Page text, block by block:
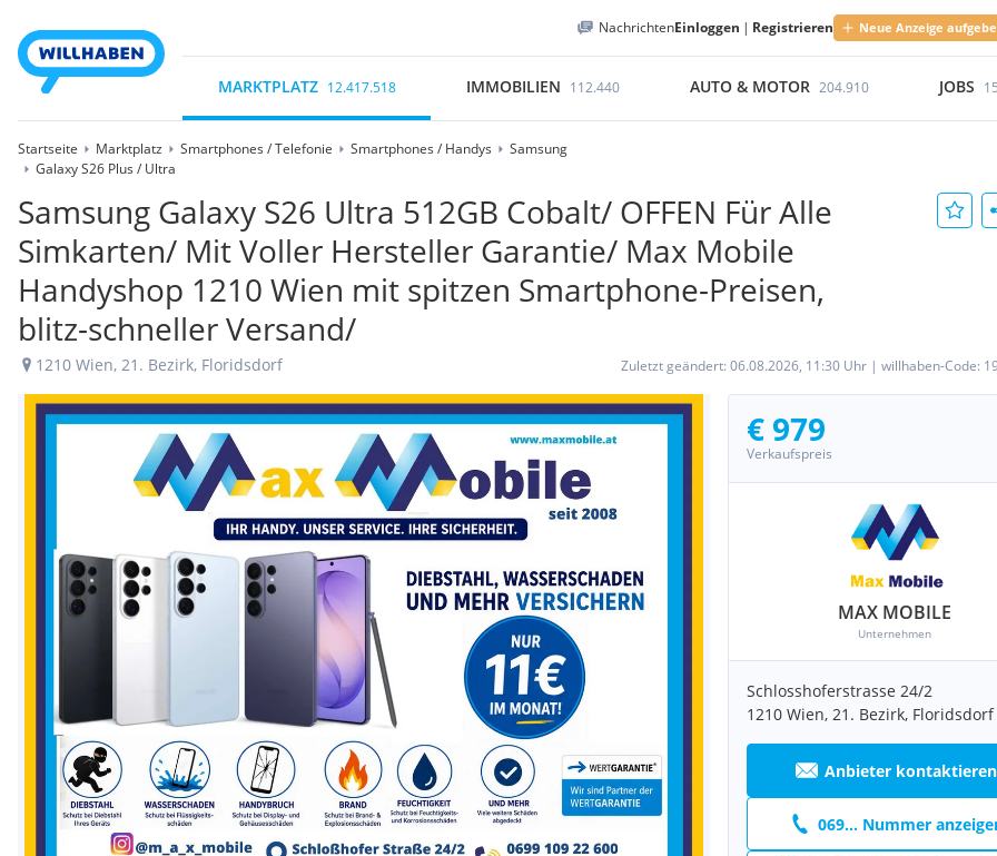
NachrichtenEinloggen | Registrieren Neue Anzeige
MARKTPLATZ 12.417.518 IMMOBILIEN 112.440 AUTO & MOTOR 204.910 JOBS
Startseite Marktplatz Smartphones / Telefonie Smartphones / Handys
Samsung
Galaxy S26 Plus / Ultra
Samsung Galaxy S26 Ultra 512GB Cobalt/ OFFEN Für Alle
Simkarten/ Mit Voller Hersteller Garantie/ Max Mobile
Handyshop 1210 Wien mit spitzen Smartphone-Preisen,
blitz-schneller Versand/
1210 Wien, 21. Bezirk, Floridsdorf Zuletzt geändert: 06.08.2026, 11:30 Uhr | willhaben-Code:
€ 979
Verkaufspreis
MAX MOBILE
Unternehmen
Schlosshoferstrasse 24/2
1210 Wien, 21. Bezirk, Floridsdorf
Anbieter kontaktieren
069... Nummer